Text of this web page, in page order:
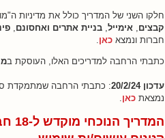
חלקו השני של המדריך כולל את מדיניות
קבצים, אימייל, בניית אתרים ואחסונם,
חברות ונמצא כאן.
כתבתי הרחבה למדריכים האלו, העוסקת ב
עדכון 20/2/24 : כתבתי הרחבה שמתמקדת
נמצאת כאן.